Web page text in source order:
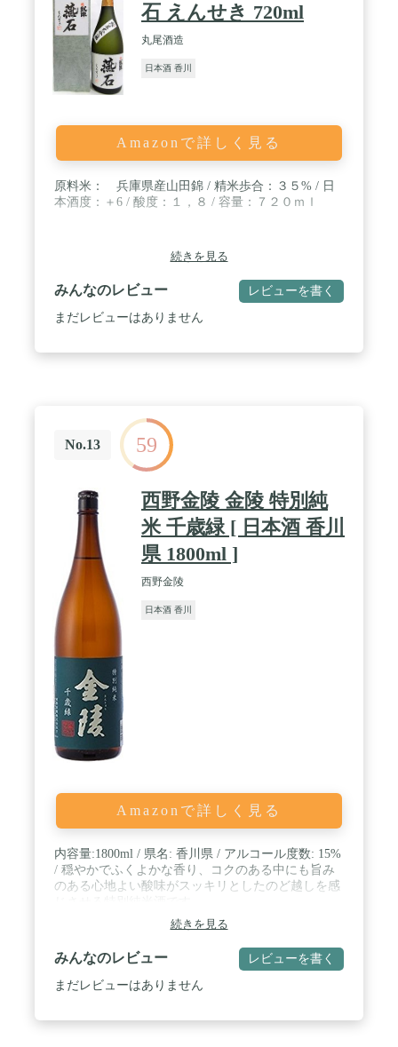
石 えんせき 720ml
丸尾酒造
日本酒 香川
Amazonで詳しく見る
原料米： 兵庫県産山田錦 / 精米歩合：３５% / 日
本酒度：＋6 / 酸度：１，８ / 容量：７２０ｍｌ
続きを見る
みんなのレビュー レビューを書く
まだレビューはありません
No.13 59
西野金陵 金陵 特別純
米 千歳緑 [ 日本酒 香川
県 1800ml ]
西野金陵
日本酒 香川
Amazonで詳しく見る
内容量:1800ml / 県名: 香川県 / アルコール度数: 15%
/ 穏やかでふくよかな香り、コクのある中にも旨み
のある心地よい酸味がスッキリとしたのど越しを感
続きを見る
みんなのレビュー レビューを書く
まだレビューはありません